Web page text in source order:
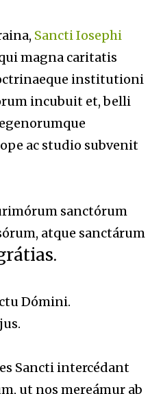
Sancti Iosephi
magna caritatis
institutioni
incubuit et, belli
ac studio subvenit
sanctórum
atque sanctárum
Dómini.
Sancti intercédant
ut nos mereámur ab